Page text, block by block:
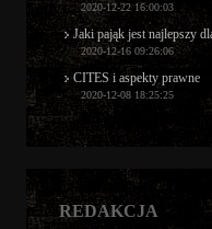
2020-12-22 16:00:03
Jaki pająk jest najlepszy
2020-12-16 09:26:06
CITES i aspekty prawne
2020-12-08 18:25:25
REDAKCJA